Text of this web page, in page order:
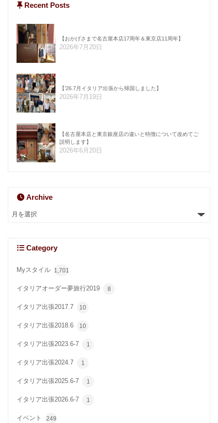
Recent Posts
【おかげさまで名古屋本店17周年＆東京店11周年】
2026年7月20日
【’26.7月イタリア出張から帰国しました】
2026年7月19日
【名古屋本店と東京銀座店の違いと特徴について改めてご
説明します】
2026年6月20日
Archive
Category
Myスタイル 1,701
イタリアオーダー夢旅行2019 8
イタリア出張2017.7 10
イタリア出張2018.6 10
イタリア出張2023.6-7 1
イタリア出張2024.7 1
イタリア出張2025.6-7 1
イタリア出張2026.6-7 1
イベント 249